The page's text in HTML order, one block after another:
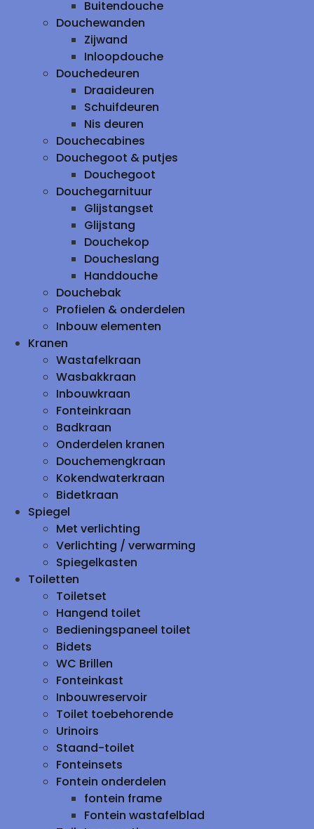
Buitendouche
Douchewanden
Zijwand
Inloopdouche
Douchedeuren
Draaideuren
Schuifdeuren
Nis deuren
Douchecabines
Douchegoot & putjes
Douchegoot
Douchegarnituur
Glijstangset
Glijstang
Douchekop
Doucheslang
Handdouche
Douchebak
Profielen & onderdelen
Inbouw elementen
Kranen
Wastafelkraan
Wasbakkraan
Inbouwkraan
Fonteinkraan
Badkraan
Onderdelen kranen
Douchemengkraan
Kokendwaterkraan
Bidetkraan
Spiegel
Met verlichting
Verlichting / verwarming
Spiegelkasten
Toiletten
Toiletset
Hangend toilet
Bedieningspaneel toilet
Bidets
WC Brillen
Fonteinkast
Inbouwreservoir
Toilet toebehorende
Urinoirs
Staand-toilet
Fonteinsets
Fontein onderdelen
fontein frame
Fontein wastafelblad